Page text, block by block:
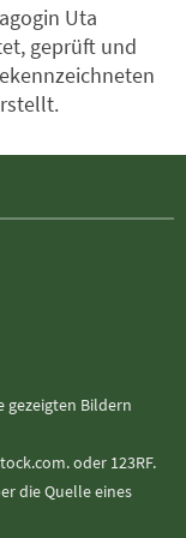
Uta
geprüft und
gezeigten Bildern
oder 123RF.
die Quelle eines